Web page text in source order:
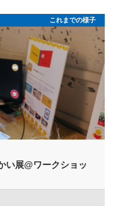
これまでの様子
い展@ワークショッ